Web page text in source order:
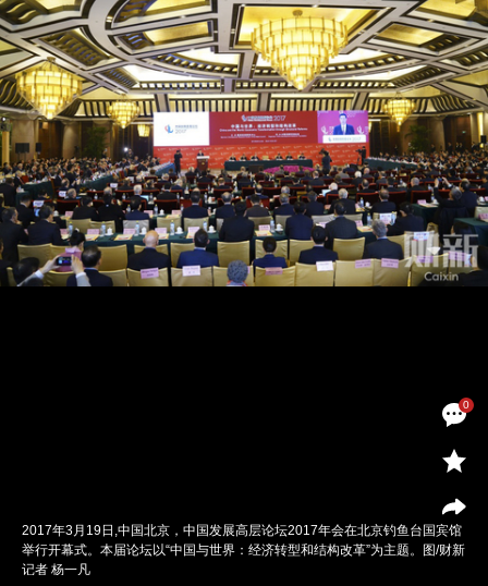
0
2017年3月19日,中国北京，中国发展高层论坛2017年会在北京钓鱼台国宾馆
举行开幕式。本届论坛以“中国与世界：经济转型和结构改革”为主题。图/财新
记者 杨一凡